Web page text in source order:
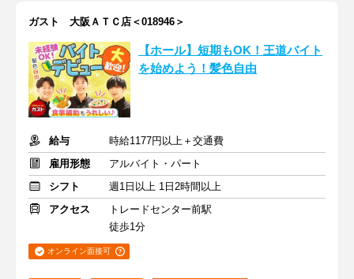
ガスト 大阪ＡＴＣ店＜018946＞
【ホール】短期もOK！王道バイト
を始めよう！髪色自由
給与
時給1177円以上＋交通費
雇用形態
アルバイト・パート
シフト
週1日以上 1日2時間以上
アクセス
トレードセンター前駅
徒歩1分
オンライン面接可